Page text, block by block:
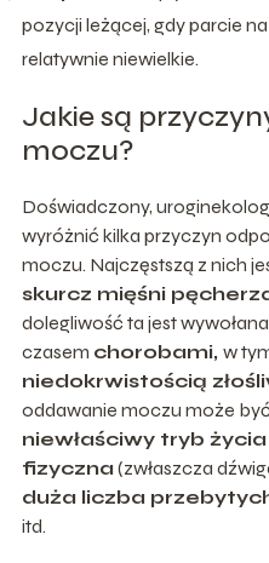
pozycji leżącej, gdy parcie
relatywnie niewielkie.
Jakie są
moczu?
Doświadczony,
wyróżnić kilka przyczyn
moczu. Najczęstszą z nich
skurcz mięśni
dolegliwość ta jest
czasem chorobami, w
niedokrwistością
oddawanie moczu może
niewłaściwy tryb
fizyczna (zwłaszcza
duża liczba
itd.